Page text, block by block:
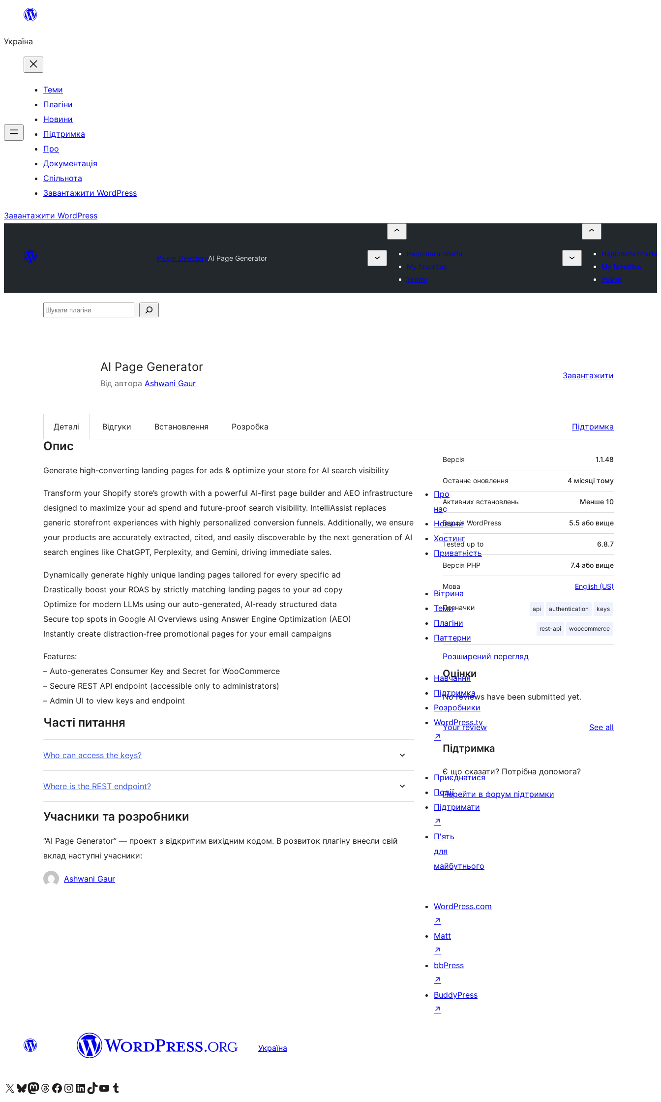
Перейти
вмісту
Україна
Теми
Плагіни
Новини
Підтримка
Про
Документація
Спільнота
Завантажити WordPress
Завантажити WordPress
Plugin DirectoryAI Page Generator
Надіслати плагін
My favorites
Увійти
Надіслати плагін
My favorites
Увійти
Шукати
AI Page Generator
Від автора Ashwani Gaur
Завантажити
Деталі Відгуки Встановлення Розробка Підтримка
Опис
Generate high-converting landing pages for ads & optimize your store for AI search visibility
Transform your Shopify store’s growth with a powerful AI-first page builder and AEO infrastructure
designed to maximize your ad spend and future-proof search visibility. IntelliAssist replaces
generic storefront experiences with highly personalized conversion funnels. Additionally, we ensure
your products are accurately extracted, cited, and easily discoverable by the next generation of AI
search engines like ChatGPT, Perplexity, and Gemini, driving immediate sales.
Dynamically generate highly unique landing pages tailored for every specific ad
Drastically boost your ROAS by strictly matching landing pages to your ad copy
Optimize for modern LLMs using our auto-generated, AI-ready structured data
Secure top spots in Google AI Overviews using Answer Engine Optimization (AEO)
Instantly create distraction-free promotional pages for your email campaigns
Features:
– Auto-generates Consumer Key and Secret for WooCommerce
– Secure REST API endpoint (accessible only to administrators)
– Admin UI to view keys and endpoint
Часті питання
Who can access the keys?
Where is the REST endpoint?
Учасники та розробники
“AI Page Generator” — проект з відкритим вихідним кодом. В розвиток плагіну внесли свій
вклад наступні учасники:
УчасникиAshwani Gaur
Мета
Версія 1.1.48
Останнє оновлення 4 місяці тому
Активних встановлень Менше 10
Версія WordPress 5.5 або вище
Tested up to 6.8.7
Версія PHP 7.4 або вище
Мова English (US)
Позначки api authentication keys
rest-api woocommerce
Розширений перегляд
Оцінки
No reviews have been submitted yet.
Your review See all
Підтримка
Є що сказати? Потрібна допомога?
Перейти в форум підтримки
Про
нас
Новини
Хостинг
Приватність
Вітрина
Теми
Плагіни
Паттерни
Навчання
Підтримка
Розробники
WordPress.tv
↗
Приєднатися
Події
Підтримати
↗
П'ять
для
майбутнього
WordPress.com
↗
Matt
↗
bbPress
↗
BuddyPress
↗
Україна
Visit our X (formerly Twitter) account
Visit our Bluesky account
Завітайте до нашої стрічки в Mastodon
Visit our Threads account
Завітайте на нашу сторінку в Facebook
Visit our Instagram account
Visit our LinkedIn account
Visit our TikTok account
Visit our YouTube channel
Visit our Tumblr account